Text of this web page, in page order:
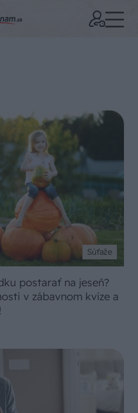
Súťaže
postarať na jeseň?
v zábavnom kvíze a